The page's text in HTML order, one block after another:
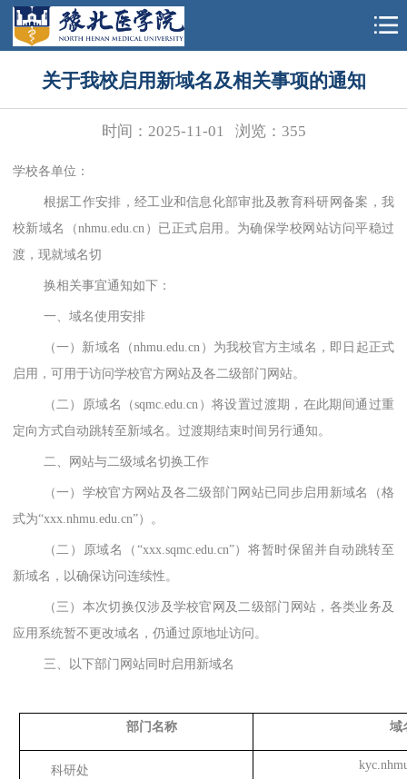
关于我校启用新域名及相关事项的通知
时间：2025-11-01 浏览： 355
学校各单位：
根据工作安排，经工业和信息化部审批及教育科研网备案，我
校新域名（nhmu.edu.cn）已正式启用。为确保学校网站访问平稳过
渡，现就域名切
换相关事宜通知如下：
一、域名使用安排
（一）新域名（nhmu.edu.cn）为我校官方主域名，即日起正式
启用，可用于访问学校官方网站及各二级部门网站。
（二）原域名（sqmc.edu.cn）将设置过渡期，在此期间通过重
定向方式自动跳转至新域名。过渡期结束时间另行通知。
二、网站与二级域名切换工作
（一）学校官方网站及各二级部门网站已同步启用新域名（格
式为“xxx.nhmu.edu.cn”）。
（二）原域名（ “xxx.sqmc.edu.cn”）将暂时保留并自动跳转至
新域名，以确保访问连续性。
（三）本次切换仅涉及学校官网及二级部门网站，各类业务及
应用系统暂不更改域名，仍通过原地址访问。
三、以下部门网站同时启用新域名
部门名称 域
科研处